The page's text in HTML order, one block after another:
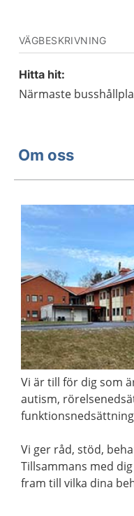
VÄGBESKRIVNING
Hitta hit:
Närmaste
Om oss
Vi är till för dig som
autism,
Vi ger råd, stöd,
Tillsammans med
fram till vilka dina